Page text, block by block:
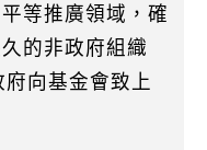
等推廣領域，確
的非政府組織
府向基金會致上